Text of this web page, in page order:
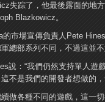
失踪了，他最後露面的地
Blazkowicz。
的市場宣傳負責人Pete
總部系列不同，不過這並
說：“我們仍然支持單人遊
這不是我們的開發者想做的
做各種不同的遊戲，這一